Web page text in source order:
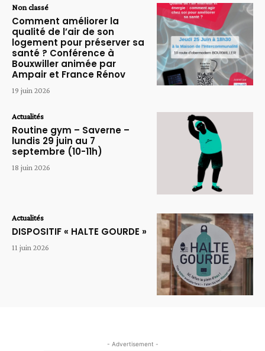
Non classé
Comment améliorer la
qualité de l’air de son
logement pour préserver sa
santé ? Conférence à
Bouxwiller animée par
Ampair et France Rénov
19 juin 2026
Actualités
Routine gym – Saverne –
lundis 29 juin au 7
septembre (10-11h)
18 juin 2026
Actualités
DISPOSITIF « HALTE GOURDE »
11 juin 2026
- Advertisement -